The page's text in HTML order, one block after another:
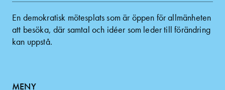
En demokratisk mötesplats som är öppen för allmänheten
att besöka, där samtal och idéer som leder till förändring
kan uppstå.
MENY